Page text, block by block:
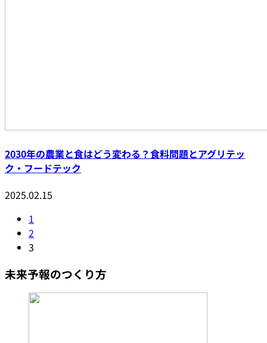
2030年の農業と食はどう変わる？食料問題とアグリテッ
ク・フードテック
2025.02.15
1
2
3
未来予報のつくり方